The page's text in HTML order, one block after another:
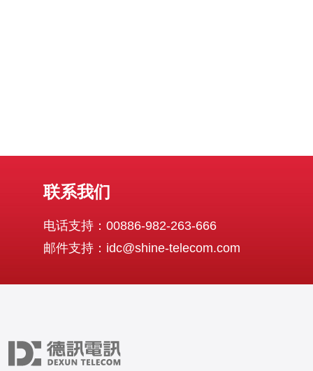
联系我们
电话支持：00886-982-263-666
邮件支持：idc@shine-telecom.com